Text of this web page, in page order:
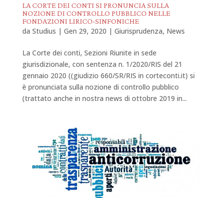
LA CORTE DEI CONTI SI PRONUNCIA SULLA
NOZIONE DI CONTROLLO PUBBLICO NELLE
FONDAZIONI LIRICO-SINFONICHE
da Studius | Gen 29, 2020 | Giurisprudenza, News
La Corte dei conti, Sezioni Riunite in sede
giurisdizionale, con sentenza n. 1/2020/RIS del 21
gennaio 2020 ((giudizio 660/SR/RIS in corteconti.it) si
è pronunciata sulla nozione di controllo pubblico
(trattato anche in nostra news di ottobre 2019 in...